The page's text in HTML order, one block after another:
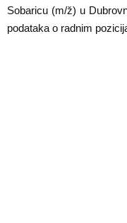
Sobaricu (m/ž) u
podataka o radnim